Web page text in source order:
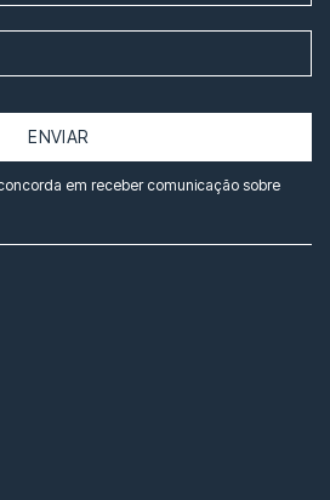
ENVIAR
em receber comunicação sobre